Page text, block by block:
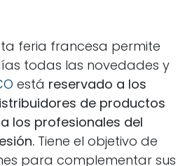
feria francesa permite
todas las novedades y
está reservado a los
de productos
los profesionales del
Tiene el objetivo de
para complementar sus